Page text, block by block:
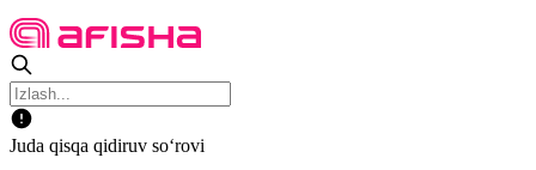
Juda qisqa qidiruv so‘rovi